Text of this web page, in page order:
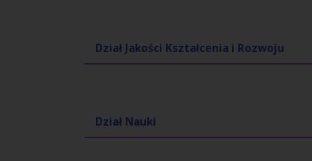
Dział Jakości Kształcenia i Rozwoju
Dział Nauki